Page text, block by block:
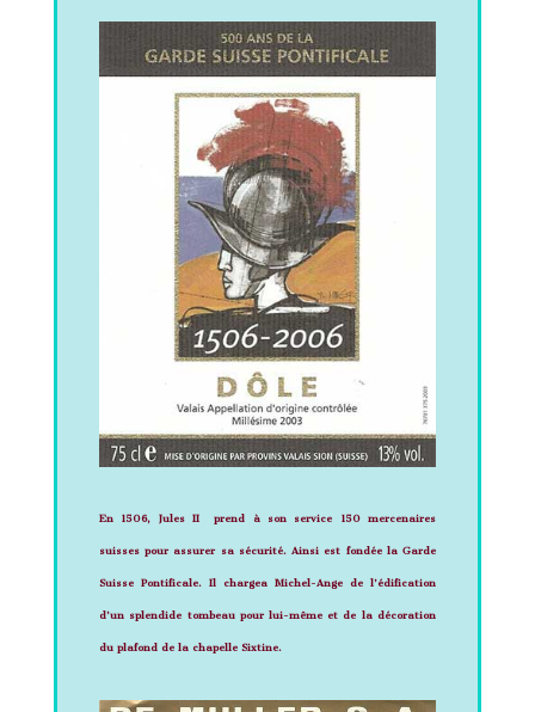
En 1506, Jules II prend à son service 150 mercenaires
suisses pour assurer sa sécurité. Ainsi est fondée laGarde
Suisse Pontificale. Il chargea Michel-Ange de l’édification
d’un splendide tombeau pour lui-même et de la décoration
du plafond de la chapelle Sixtine.